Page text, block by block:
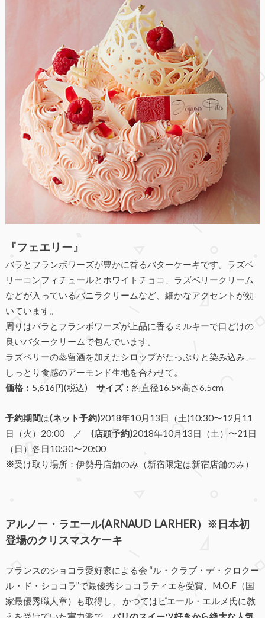
『フェエリー』
バラとフランボワーズが豊かに香るバターケーキです。ラズベ
リーコンフィチュールとホワイトチョコ、ラズベリークリーム
などが入っているバニラクリームなど、細かなアクセントが効
いています。
周りはバラとフランボワーズが上品に香るミルキーで口どけの
良いバタークリームで包んでいます。
ラズベリーの蒸留酒を加えたシロップがたっぷりと染み込み、
しっとり食感のアーモンド生地を合わせて。
価格： 5,616円(税込) サイズ： 約直径16.5×高さ6.5cm
予約期間は(ネット予約)2018年10月13日（土)10:30〜12月11
日（火）20:00 ／ (店頭予約)2018年10月13日（土）〜21日
（日）各日10:30〜20:00
※受け取り場所：伊勢丹店舗のみ（新宿限定は新宿店舗のみ）
アルノー・ラエール(ARNAUD LARHER）※日本初
登場のクリスマスケーキ
フランスのショコラ愛好家による会 “ル・クラブ・デ・クロクー
ル・ド・ショコラ”で最優秀ショコラティエを受賞、M.O.F（国
家最優秀職人章）も取得し、 かつてはピエール・エルメ氏に教